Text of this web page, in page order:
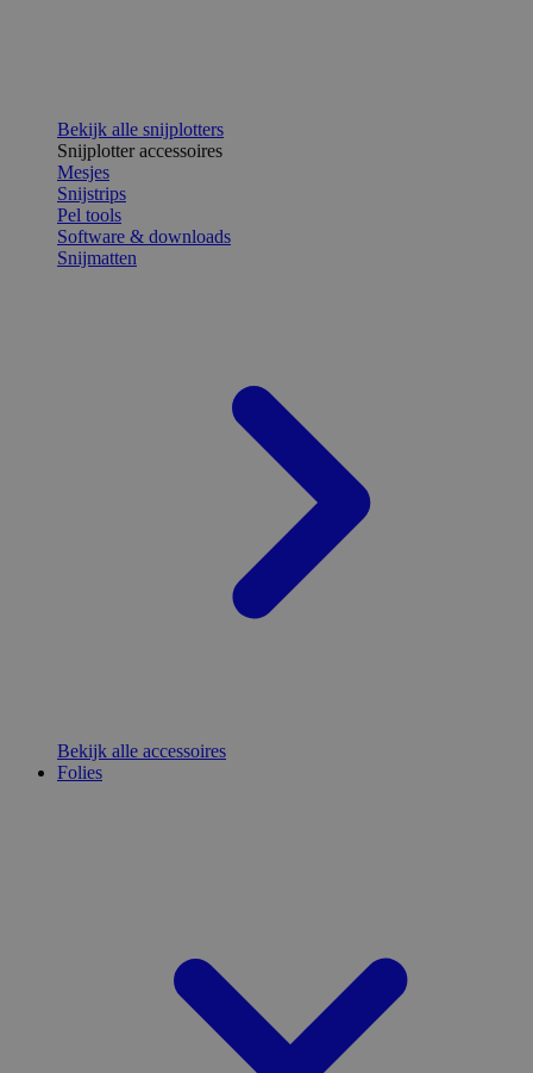
Bekijk alle snijplotters
Snijplotter accessoires
Mesjes
Snijstrips
Pel tools
Software & downloads
Snijmatten
Bekijk alle accessoires
Folies